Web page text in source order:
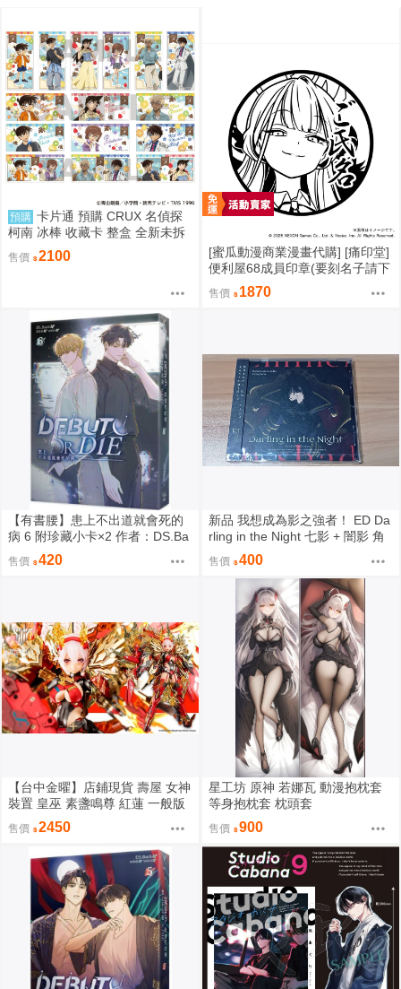
預購 卡片通 預購 CRUX 名偵探
柯南 冰棒 收藏卡 整盒 全新未拆
售價 2100
[蜜瓜動漫商業漫畫代購] [痛印堂]
便利屋68成員印章(要刻名子請下
單備註)(預約至8/28)(12月預約)
(蔚藍檔案)
售價 1870
【有書腰】患上不出道就會死的
病 6 附珍藏小卡×2 作者：DS.Ba
ck/知翎文化輕小說/Avi書店
售價 420
新品 我想成為影之強者！ ED Da
rling in the Night 七影 + 闇影 角
色歌 蒼い閃光 CD 阿爾法
售價 400
【台中金曜】店鋪現貨 壽屋 女神
裝置 皇巫 素盞鳴尊 紅蓮 一般版
組裝模型
售價 2450
星工坊 原神 若娜瓦 動漫抱枕套
等身抱枕套 枕頭套
售價 900